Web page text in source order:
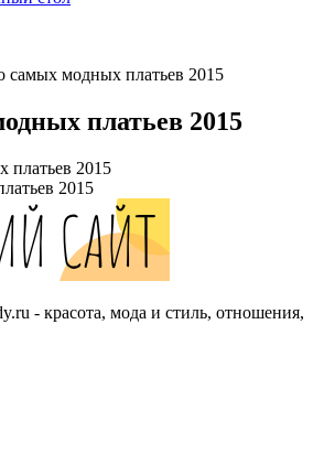
самых модных платьев 2015
платьев 2015
2015
- красота, мода и стиль, отношения,